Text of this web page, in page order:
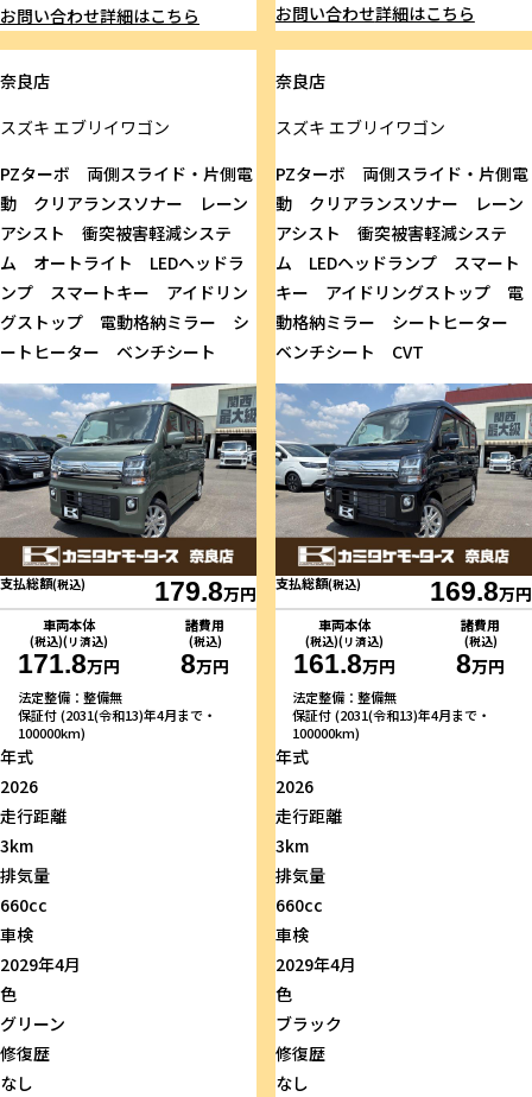
お問い合わせ詳細はこちら
お問い合わせ詳細はこちら
奈良店
スズキ エブリイワゴン
PZターボ 両側スライド・片側電
動 クリアランスソナー レーン
アシスト 衝突被害軽減システ
ム オートライト LEDヘッドラ
ンプ スマートキー アイドリン
グストップ 電動格納ミラー シ
ートヒーター ベンチシート
支払総額(税込) 179.8万円
車両本体
(税込)(リ済込)
171.8万円
諸費用
(税込)
8万円
法定整備：整備無
保証付 (2031(令和13)年4月まで・
100000km)
年式
2026
走行距離
3km
排気量
660cc
車検
2029年4月
色
グリーン
修復歴
なし
奈良店
スズキ エブリイワゴン
PZターボ 両側スライド・片側電
動 クリアランスソナー レーン
アシスト 衝突被害軽減システ
ム LEDヘッドランプ スマート
キー アイドリングストップ 電
動格納ミラー シートヒーター
ベンチシート CVT
支払総額(税込) 169.8万円
車両本体
(税込)(リ済込)
161.8万円
諸費用
(税込)
8万円
法定整備：整備無
保証付 (2031(令和13)年4月まで・
100000km)
年式
2026
走行距離
3km
排気量
660cc
車検
2029年4月
色
ブラック
修復歴
なし